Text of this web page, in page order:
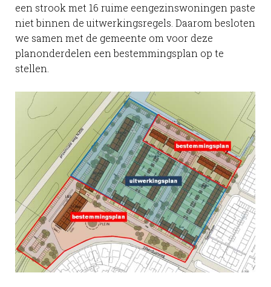
een strook met 16 ruime eengezinswoningen paste
niet binnen de uitwerkingsregels. Daarom besloten
we samen met de gemeente om voor deze
planonderdelen een bestemmingsplan op te
stellen.